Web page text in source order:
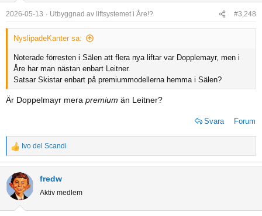
2026-05-13 Utbyggnad av liftsystemet i Åre!? #3,248
NyslipadeKanter sa:
Noterade förresten i Sälen att flera nya liftar var Dopplemayr, men i
Åre har man nästan enbart Leitner.
Satsar Skistar enbart på premiummodellerna hemma i Sälen?
Är Doppelmayr mera premium än Leitner?
Svara Forum
R
e
a
c
t
i
Ivo del Scandi
fredw
Aktiv medlem